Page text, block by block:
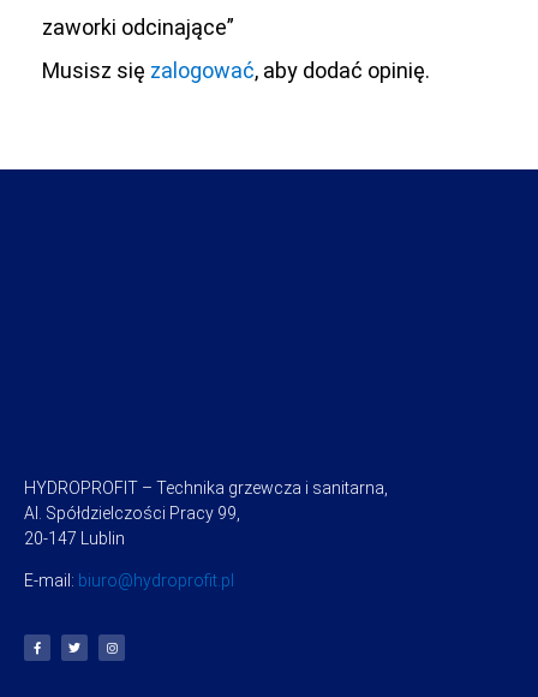
zaworki odcinające”
Musisz się zalogować, aby dodać opinię.
HYDROPROFIT – Technika grzewcza i sanitarna,
Al. Spółdzielczości Pracy 99,
20-147 Lublin
E-mail: biuro@hydroprofit.pl